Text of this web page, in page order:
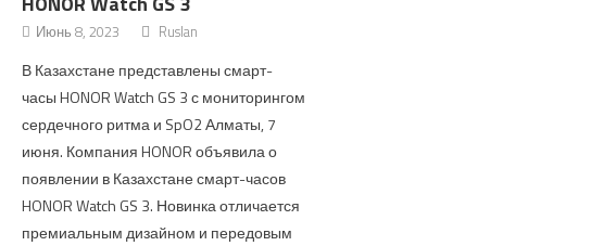
Июнь 8, 2023 Ruslan
В Казахстане представлены смарт-
часы HONOR Watch GS 3 с мониторингом
сердечного ритма и SpO2 Алматы, 7
июня. Компания HONOR объявила о
появлении в Казахстане смарт-часов
HONOR Watch GS 3. Новинка отличается
премиальным дизайном и передовым